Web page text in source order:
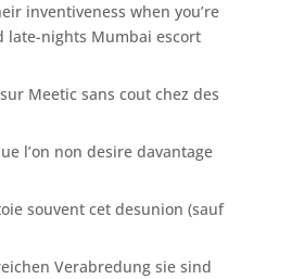
inventiveness when you’re
late-nights Mumbai escort
Meetic sans cout chez des
l’on non desire davantage
souvent cet desunion (sauf
Verabredung sie sind